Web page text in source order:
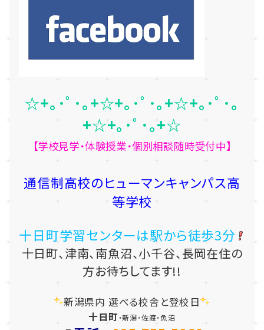
☆+｡･ﾟ･｡+☆+｡･ﾟ･｡+☆+｡･ﾟ･｡
+☆+｡･ﾟ･｡+☆
【学校見学・体験授業・個別相談随時受付中】
通信制高校のヒューマンキャンパス高
等学校
十日町学習センターは駅から徒歩3分
十日町、津南、南魚沼、小千谷、長岡在住の
方お待ちしてます!!
新潟県内 選べる校舎と登校日
十日町・新潟・佐渡・魚沼